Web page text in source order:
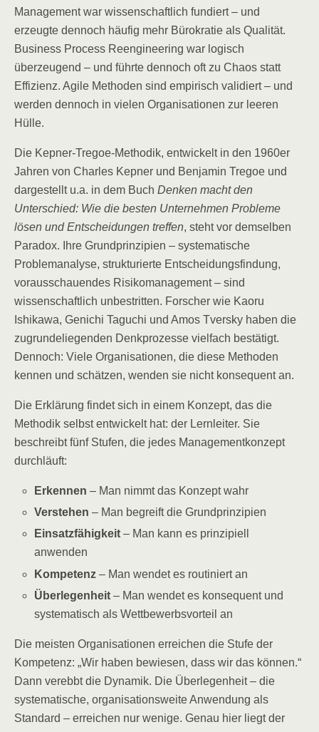
Management war wissenschaftlich fundiert – und
erzeugte dennoch häufig mehr Bürokratie als Qualität.
Business Process Reengineering war logisch
überzeugend – und führte dennoch oft zu Chaos statt
Effizienz. Agile Methoden sind empirisch validiert – und
werden dennoch in vielen Organisationen zur leeren
Hülle.
Die Kepner-Tregoe-Methodik, entwickelt in den 1960er
Jahren von Charles Kepner und Benjamin Tregoe und
dargestellt u.a. in dem Buch Denken macht den
Unterschied: Wie die besten Unternehmen Probleme
lösen und Entscheidungen treffen, steht vor demselben
Paradox. Ihre Grundprinzipien – systematische
Problemanalyse, strukturierte Entscheidungsfindung,
vorausschauendes Risikomanagement – sind
wissenschaftlich unbestritten. Forscher wie Kaoru
Ishikawa, Genichi Taguchi und Amos Tversky haben die
zugrundeliegenden Denkprozesse vielfach bestätigt.
Dennoch: Viele Organisationen, die diese Methoden
kennen und schätzen, wenden sie nicht konsequent an.
Die Erklärung findet sich in einem Konzept, das die
Methodik selbst entwickelt hat: der Lernleiter. Sie
beschreibt fünf Stufen, die jedes Managementkonzept
durchläuft:
Erkennen – Man nimmt das Konzept wahr
Verstehen – Man begreift die Grundprinzipien
Einsatzfähigkeit – Man kann es prinzipiell
anwenden
Kompetenz – Man wendet es routiniert an
Überlegenheit – Man wendet es konsequent und
systematisch als Wettbewerbsvorteil an
Die meisten Organisationen erreichen die Stufe der
Kompetenz: „Wir haben bewiesen, dass wir das können.“
Dann verebbt die Dynamik. Die Überlegenheit – die
systematische, organisationsweite Anwendung als
Standard – erreichen nur wenige. Genau hier liegt der